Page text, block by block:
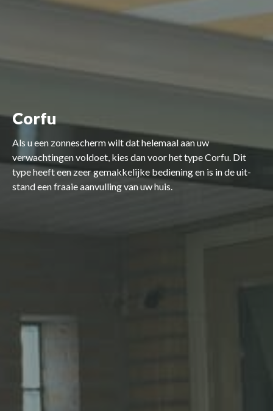
Corfu
Als u een zonnescherm wilt dat helemaal aan uw
verwachtingen voldoet, kies dan voor het type Corfu. Dit
type heeft een zeer gemakkelijke bediening en is in de uit-
stand een fraaie aanvulling van uw huis.